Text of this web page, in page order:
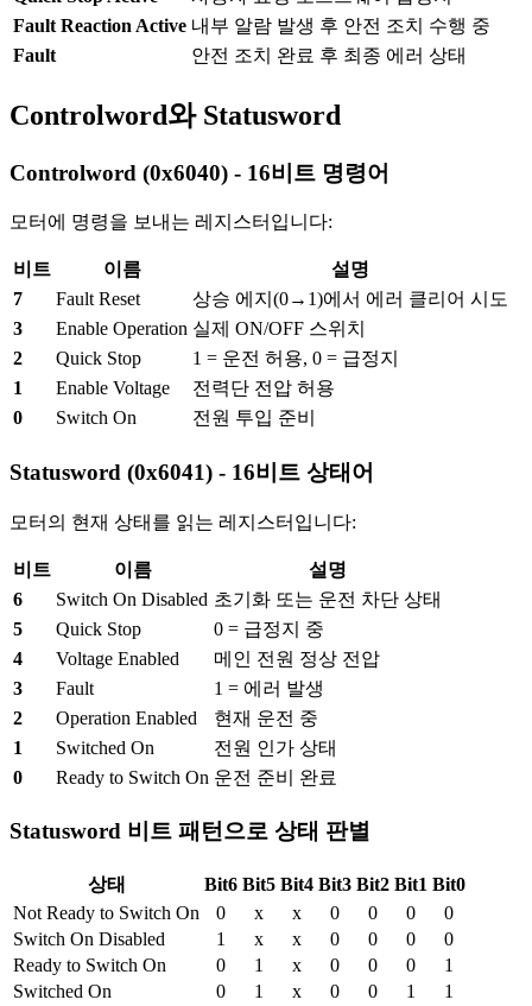
Fault Reaction Active 내부 알람 발생 후 안전 조치 수행 중
Fault
안전 조치 완료 후 최종 에러 상태
Controlword와 Statusword
Controlword (0x6040) - 16비트 명령어
모터에 명령을 보내는 레지스터입니다:
비트 이름
설명
7
Fault Reset
상승 에지(0→1)에서 에러 클리어 시도
3
Enable Operation 실제 ON/OFF 스위치
2
Quick Stop
1 = 운전 허용, 0 = 급정지
1
Enable Voltage
전력단 전압 허용
0
Switch On 전원 투입 준비
Statusword (0x6041) - 16비트 상태어
모터의 현재 상태를 읽는 레지스터입니다:
비트 이름
설명
6
Switch On Disabled 초기화 또는 운전 차단 상태
5
Quick Stop
0 = 급정지 중
4
Voltage Enabled
메인 전원 정상 전압
3
Fault
1 = 에러 발생
2
Operation Enabled
현재 운전 중
1
Switched On
전원 인가 상태
0
Ready to Switch On 운전 준비 완료
Statusword 비트 패턴으로 상태 판별
상태 Bit6 Bit5 Bit4 Bit3 Bit2 Bit1 Bit0
Not Ready to Switch On
0 x x 0 0 0
0
Switch On Disabled
1 x x 0 0 0
0
Ready to Switch On
0 1 x 0 0 0
1
Switched On
0 1 x 0 0 1
1